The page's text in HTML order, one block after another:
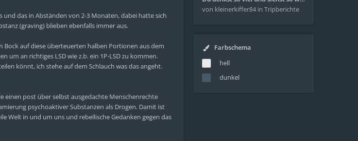
das in Abständen von 2-3 Monaten, dabei hatte sich
(graving) blieben ebenfalls immer aus.
Bock auf diese überteuerten halben Portionen aus dem
um an richtiges LSD wie z.b. ein 1P-LSD zu kommen.
könnt, ich stehe auf dem Schlauch was das angeht.
einen post über selbst ausgedachte Menschenrechte
psychoaktiver Substanzen als Drogen. Damit ist
Welt in und um uns und rebellische Gedanken gegen das
von kleinerkiffer84 in Tripberichte
Farbschema
hell
dunkel